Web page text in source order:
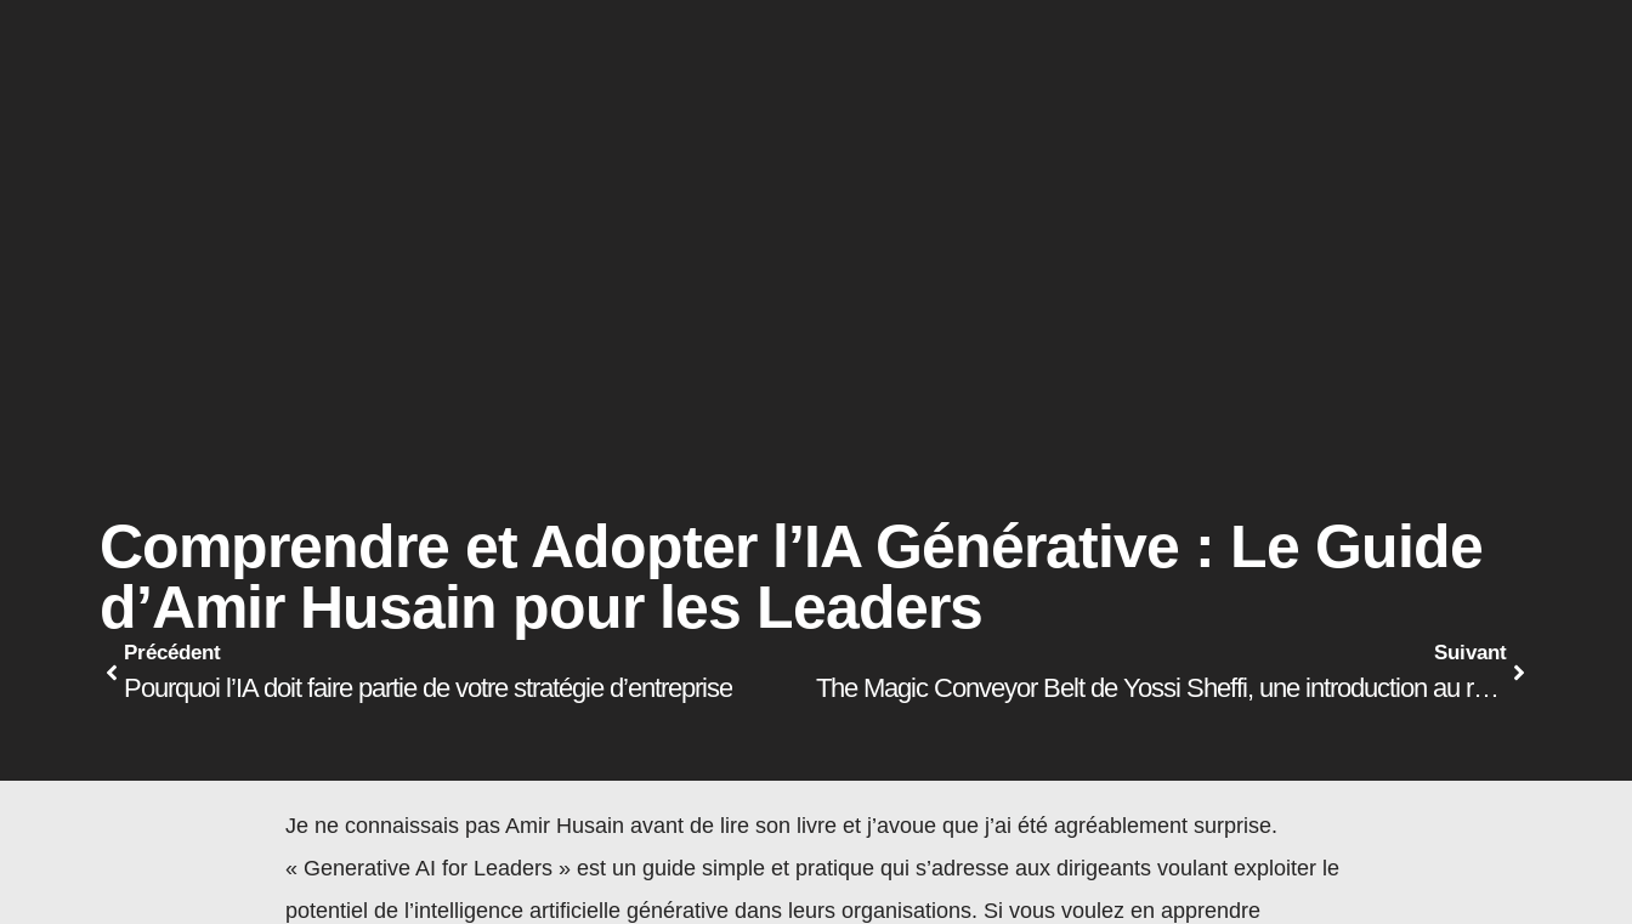
Comprendre et Adopter l’IA Générative : Le Guide
d’Amir Husain pour les Leaders
Précédent
Pourquoi l’IA doit faire partie de votre stratégie d’entreprise
Suivant
The Magic Conveyor Belt de Yossi Sheffi, une introduction au rôle des technologies dans la chaîne d’approvisionnement
Je ne connaissais pas Amir Husain avant de lire son livre et j’avoue que j’ai été agréablement surprise.
« Generative AI for Leaders » est un guide simple et pratique qui s’adresse aux dirigeants voulant exploiter le
potentiel de l’intelligence artificielle générative dans leurs organisations. Si vous voulez en apprendre